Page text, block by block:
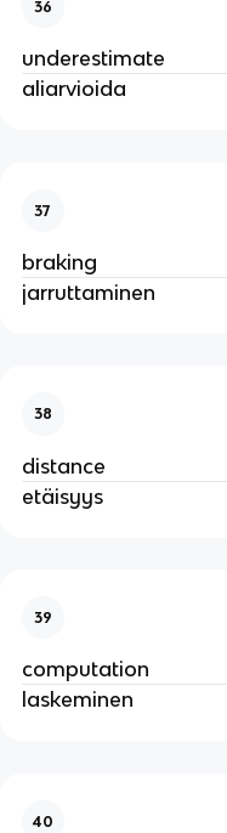
36
underestimate
aliarvioida
37
braking
jarruttaminen
38
distance
etäisyys
39
computation
laskeminen
40